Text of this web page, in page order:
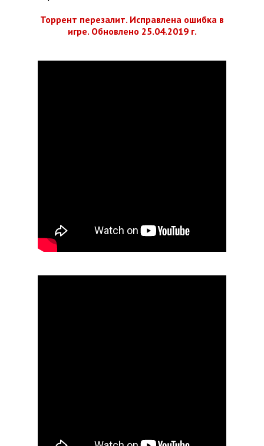
Торрент перезалит. Исправлена ошибка в
игре. Обновлено 25.04.2019 г.